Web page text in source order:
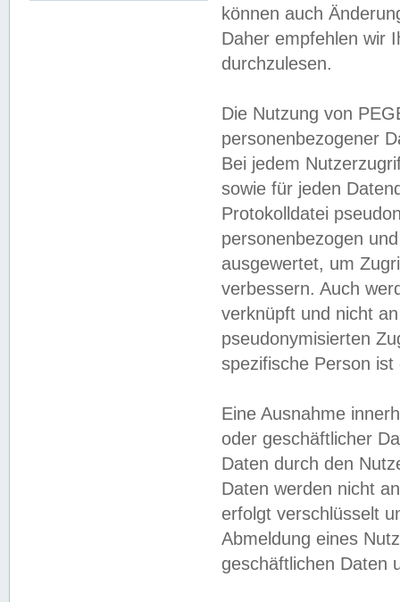
können auch
Daher empfehlen wir
durchzulesen.
Die Nutzung von
personenbezogener
Bei jedem
sowie für jeden
Protokolldatei
personenbezogen
ausgewertet, um
verbessern. Auch
verknüpft und nicht
pseudonymisierten
spezifische Person
Eine Ausnahme
oder geschäftlicher
Daten durch den
Daten werden nicht
erfolgt verschlüsselt
Abmeldung eines
geschäftlichen Daten